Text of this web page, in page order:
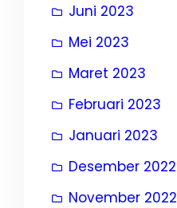
Juni 2023
Mei 2023
Maret 2023
Februari 2023
Januari 2023
Desember 2022
November 2022